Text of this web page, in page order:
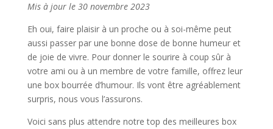
Mis à jour le 30 novembre 2023
Eh oui, faire plaisir à un proche ou à soi-même peut
aussi passer par une bonne dose de bonne humeur et
de joie de vivre. Pour donner le sourire à coup sûr à
votre ami ou à un membre de votre famille, offrez leur
une box bourrée d’humour. Ils vont être agréablement
surpris, nous vous l’assurons.
Voici sans plus attendre notre top des meilleures box